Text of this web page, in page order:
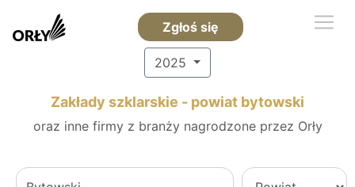
Zgłoś się
2025
Zakłady szklarskie - powiat bytowski
oraz inne firmy z branży nagrodzone przez Orły